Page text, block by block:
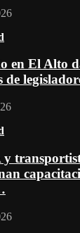
en El Alto
de